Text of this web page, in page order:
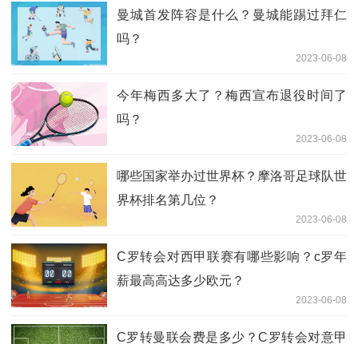
曼城首发阵容是什么？曼城能踢过拜仁
吗？
2023-06-08
今年梅西多大了？梅西宣布退役时间了
吗？
2023-06-08
哪些国家举办过世界杯？摩洛哥足球队世
界杯排名第几位？
2023-06-08
C罗转会对西甲联赛有哪些影响？c罗年
薪最高高达多少欧元？
2023-06-08
C罗转曼联会费是多少？C罗转会对意甲